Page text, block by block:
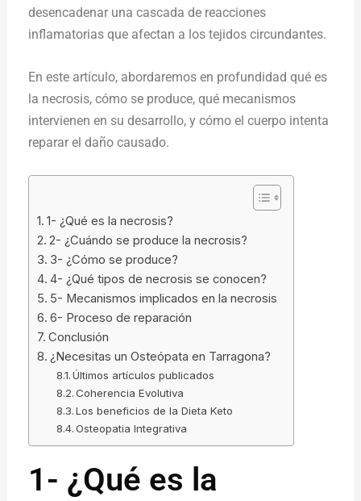
desencadenar una cascada de reacciones
inflamatorias que afectan a los tejidos circundantes.
En este artículo, abordaremos en profundidad qué es
la necrosis, cómo se produce, qué mecanismos
intervienen en su desarrollo, y cómo el cuerpo intenta
reparar el daño causado.
1- ¿Qué es la necrosis?
2- ¿Cuándo se produce la necrosis?
3- ¿Cómo se produce?
4- ¿Qué tipos de necrosis se conocen?
5- Mecanismos implicados en la necrosis
6- Proceso de reparación
Conclusión
¿Necesitas un Osteópata en Tarragona?
Últimos artículos publicados
Coherencia Evolutiva
Los beneficios de la Dieta Keto
Osteopatia Integrativa
1- ¿Qué es la